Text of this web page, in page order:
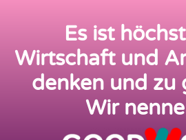
Es ist
Wirtschaft und
denken und zu
Wir